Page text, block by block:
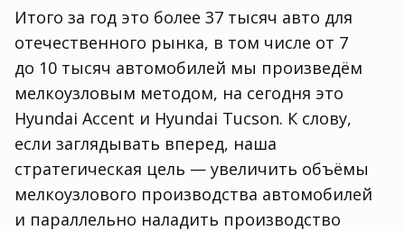
Итого за год это более 37 тысяч авто для
отечественного рынка, в том числе от 7
до 10 тысяч автомобилей мы произведём
мелкоузловым методом, на сегодня это
Hyundai Accent и Hyundai Tucson. К слову,
если заглядывать вперед, наша
стратегическая цель — увеличить объёмы
мелкоузлового производства автомобилей
и параллельно наладить производство